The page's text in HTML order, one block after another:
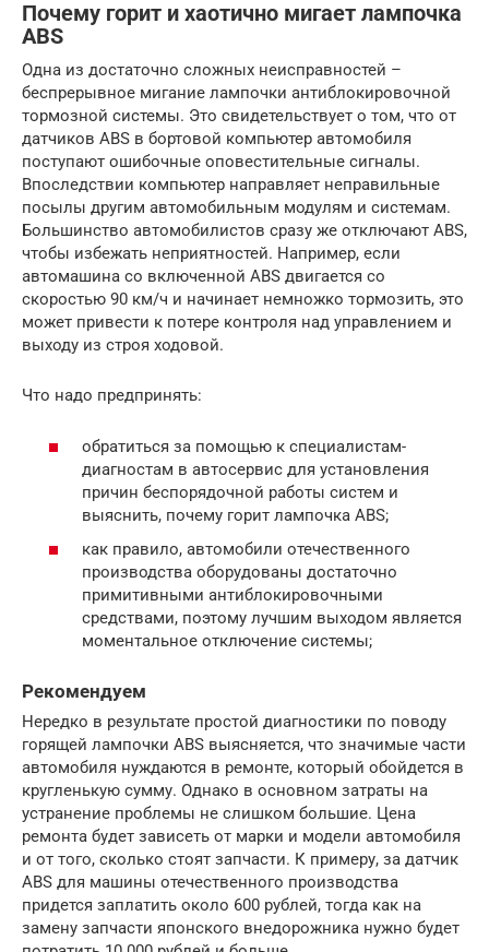
Почему горит и хаотично мигает лампочка
ABS
Одна из достаточно сложных неисправностей –
беспрерывное мигание лампочки антиблокировочной
тормозной системы. Это свидетельствует о том, что от
датчиков ABS в бортовой компьютер автомобиля
поступают ошибочные оповестительные сигналы.
Впоследствии компьютер направляет неправильные
посылы другим автомобильным модулям и системам.
Большинство автомобилистов сразу же отключают ABS,
чтобы избежать неприятностей. Например, если
автомашина со включенной ABS двигается со
скоростью 90 км/ч и начинает немножко тормозить, это
может привести к потере контроля над управлением и
выходу из строя ходовой.
Что надо предпринять:
обратиться за помощью к специалистам-
диагностам в автосервис для установления
причин беспорядочной работы систем и
выяснить, почему горит лампочка ABS;
как правило, автомобили отечественного
производства оборудованы достаточно
примитивными антиблокировочными
средствами, поэтому лучшим выходом является
моментальное отключение системы;
Рекомендуем
Нередко в результате простой диагностики по поводу
горящей лампочки ABS выясняется, что значимые части
автомобиля нуждаются в ремонте, который обойдется в
кругленькую сумму. Однако в основном затраты на
устранение проблемы не слишком большие. Цена
ремонта будет зависеть от марки и модели автомобиля
и от того, сколько стоят запчасти. К примеру, за датчик
ABS для машины отечественного производства
придется заплатить около 600 рублей, тогда как на
замену запчасти японского внедорожника нужно будет